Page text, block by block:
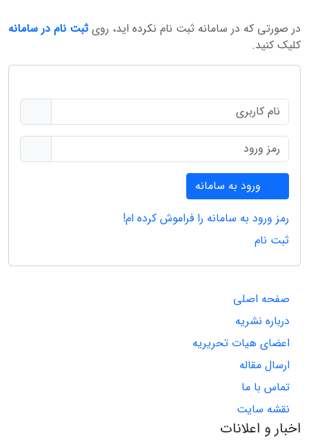
در صورتی که در سامانه ثبت نام نکرده اید، روی ثبت نام در سامانه
کلیک کنید.
ورود به سامانه
رمز ورود به سامانه را فراموش کرده ام!
ثبت نام
صفحه اصلی
درباره نشریه
اعضای هیات تحریریه
ارسال مقاله
تماس با ما
نقشه سایت
اخبار و اعلانات